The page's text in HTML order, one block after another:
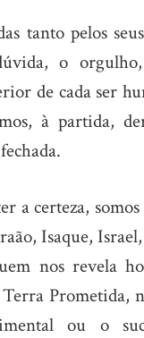
tanto pelos
o
de cada ser
à partida,
a certeza,
Isaque,
nos revela
Prometida,
ou o